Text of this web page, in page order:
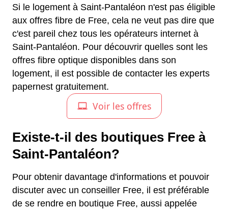
Si le logement à Saint-Pantaléon n'est pas éligible
aux offres fibre de Free, cela ne veut pas dire que
c'est pareil chez tous les opérateurs internet à
Saint-Pantaléon. Pour découvrir quelles sont les
offres fibre optique disponibles dans son
logement, il est possible de contacter les experts
papernest gratuitement.
Existe-t-il des boutiques Free à
Saint-Pantaléon?
Pour obtenir davantage d'informations et pouvoir
discuter avec un conseiller Free, il est préférable
de se rendre en boutique Free, aussi appelée